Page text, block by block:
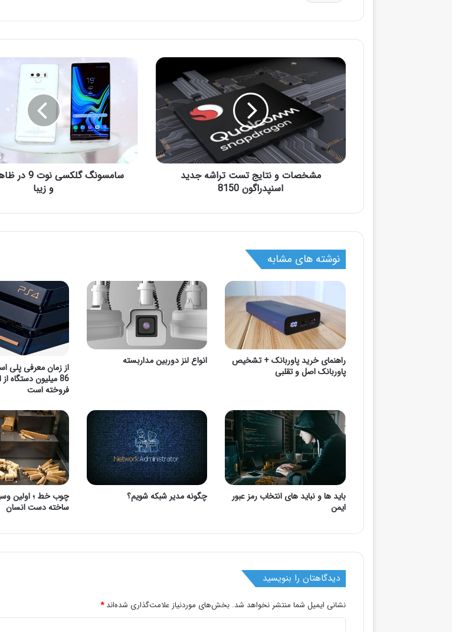
مشخصات و نتایج تست تراشه جدید
اسنپدراگون 8150
سامسونگ
و زیبا
نوشته های مشابه
راهنمای خرید پاوربانک + تشخیص
پاوربانک اصل و تقلبی
انواع لنز دوربین مدار‌بسته
86 میلیون دستگاه
فروخته است
باید ها و نباید های انتخاب رمز عبور
ایمن
چگونه مدیر شبکه شویم؟
چوب خط ؛ اولین
ساخته دست انسان
دیدگاهتان را بنویسید
نشانی ایمیل شما منتشر نخواهد شد. بخش‌های موردنیاز علامت‌گذاری شده‌اند*